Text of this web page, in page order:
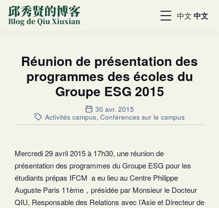
中文 中文
Réunion de présentation des
programmes des écoles du
Groupe ESG 2015
30 avr. 2015
Activités campus, Conférences sur le campus
Mercredi 29 avril 2015 à 17h30, une réunion de
présentation des programmes du Groupe ESG pour les
étudiants prépas IFCM a eu lieu au Centre Philippe
Auguste Paris 11ème，présidée par Monsieur le Docteur
QIU, Responsable des Relations avec l’Asie et Directeur de